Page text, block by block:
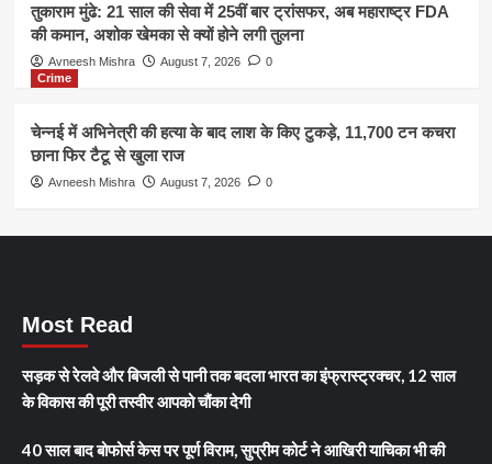
तुकाराम मुंढे: 21 साल की सेवा में 25वीं बार ट्रांसफर, अब महाराष्ट्र FDA
की कमान, अशोक खेमका से क्यों होने लगी तुलना
Avneesh Mishra August 7, 2026
0
Crime
चेन्नई में अभिनेत्री की हत्या के बाद लाश के किए टुकड़े, 11,700 टन कचरा
छाना फिर टैटू से खुला राज
Avneesh Mishra August 7, 2026 0
Most Read
सड़क से रेलवे और बिजली से पानी तक बदला भारत का इंफ्रास्ट्रक्चर, 12 साल
के विकास की पूरी तस्वीर आपको चौंका देगी
40 साल बाद बोफोर्स केस पर पूर्ण विराम, सुप्रीम कोर्ट ने आखिरी याचिका भी की